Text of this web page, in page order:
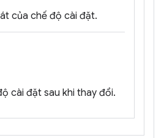
của chế độ cài đặt.
cài đặt sau khi thay đổi.